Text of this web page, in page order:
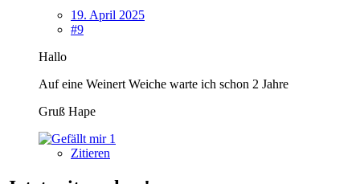
19. April 2025
#9
Hallo
Auf eine Weinert Weiche warte ich schon 2 Jahre
Gruß Hape
1
Zitieren